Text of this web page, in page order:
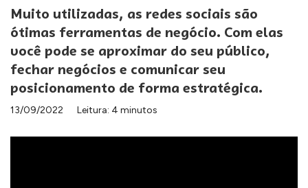
Muito utilizadas, as redes sociais são
ótimas ferramentas de negócio. Com elas
você pode se aproximar do seu público,
fechar negócios e comunicar seu
posicionamento de forma estratégica.
13/09/2022 Leitura: 4 minutos